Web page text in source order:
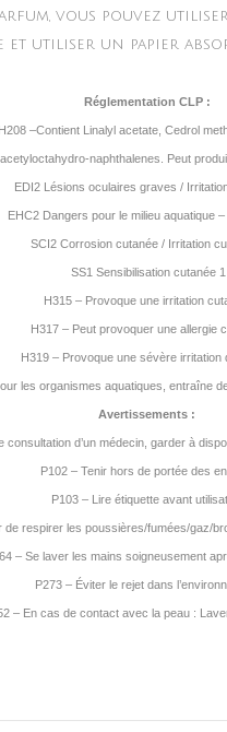
vous pouvez
et utiliser un papier
Réglementation CLP :
–Contient Linalyl acetate, Cedrol
naphthalenes. Peut
EDI2 Lésions oculaires graves /
EHC2 Dangers pour le milieu aquatique
SCI2 Corrosion cutanée / Irritation
SS1 Sensibilisation cutanée 1
H315 – Provoque une irritation
H317 – Peut provoquer une allergie
H319 – Provoque une sévère irritation
les organismes aquatiques, entraîne
Avertissements :
consultation d’un médecin, garder à
P102 – Tenir hors de portée des
P103 – Lire étiquette avant
de respirer les poussières/fumées/gaz/
– Se laver les mains soigneusement
P273 – Éviter le rejet dans
– En cas de contact avec la peau :